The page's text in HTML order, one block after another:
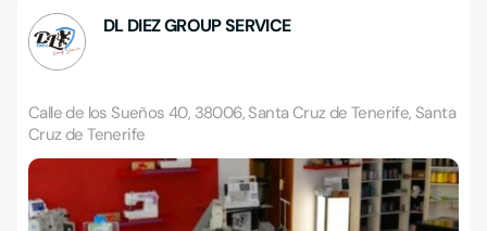
DL DIEZ GROUP SERVICE
Calle de los Sueños 40, 38006, Santa Cruz de Tenerife, Santa
Cruz de Tenerife